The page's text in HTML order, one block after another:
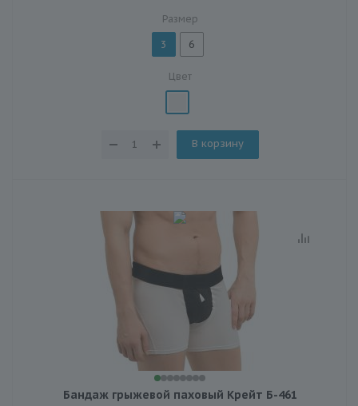
Размер
3 6
Цвет
В корзину
Бандаж грыжевой паховый Крейт Б-461